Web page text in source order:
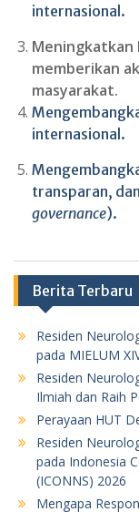
internasional.
Meningkatkan
memberikan
masyarakat.
internasional.
transparan,
governance).
Berita Terbaru
Residen
pada MIELUM
Residen
Ilmiah dan Raih
Perayaan HUT
Residen
pada Indonesia
(ICONNS) 2026
Mengapa